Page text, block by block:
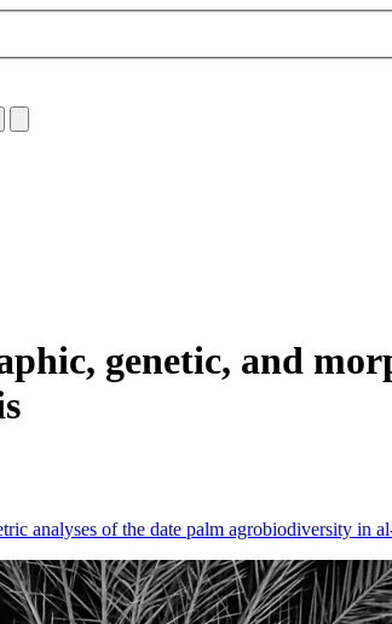
genetic, and
analyses of the date palm agrobiodiversity in